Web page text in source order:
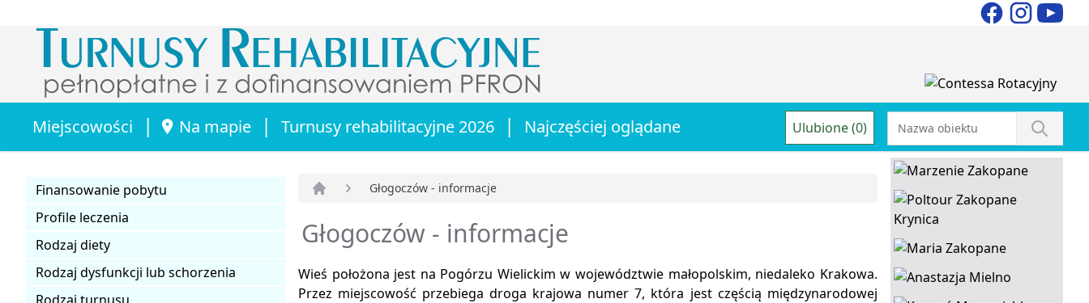
Miejscowości | Na mapie | Turnusy rehabilitacyjne 2026 | Najczęściej oglądane Ulubione (0)
Finansowanie pobytu
Profile leczenia
Rodzaj diety
Rodzaj dysfunkcji lub schorzenia
Głogoczów - informacje
Głogoczów - informacje
Wieś położona jest na Pogórzu Wielickim w województwie małopolskim, niedaleko Krakowa.
Przez miejscowość przebiega droga krajowa numer 7, która jest częścią międzynarodowej